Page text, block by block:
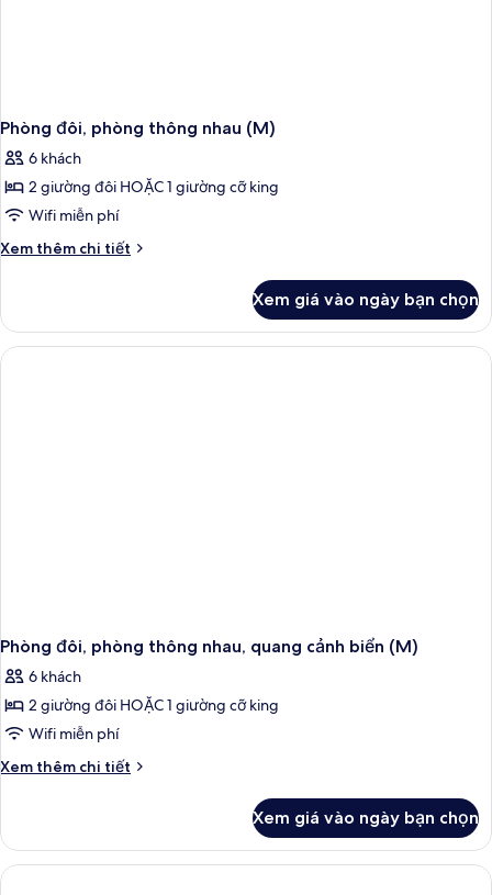
Phòng đôi, phòng thông nhau (M)
6 khách
2 giường đôi HOẶC 1 giường cỡ king
Wifi miễn phí
Xem thêm chi tiết
Chi
Phòng
đôi,
phòng
Xem giá vào ngày bạn chọn
Phòng đôi, phòng thông nhau, quang cảnh biển (M)
6 khách
2 giường đôi HOẶC 1 giường cỡ king
Wifi miễn phí
Xem thêm chi tiết
Chi
Phòng
đôi,
phòng
Xem giá vào ngày bạn chọn